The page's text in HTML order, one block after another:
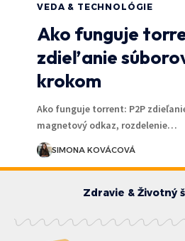
VEDA & TECHNOLÓGIE
Ako funguje
zdieľanie
krokom
Ako funguje torrent: P2P
magnetový odkaz, rozdelenie…
SIMONA KOVÁCOVÁ
Zdravie & Životný